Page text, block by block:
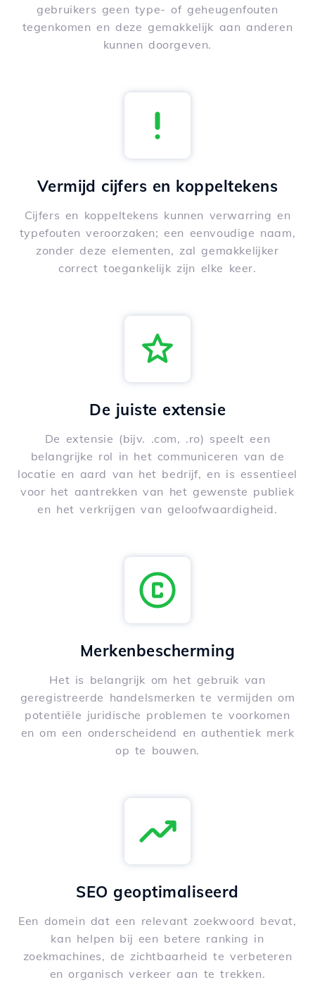
gebruikers geen type- of geheugenfouten
tegenkomen en deze gemakkelijk aan anderen
kunnen doorgeven.
Vermijd cijfers en koppeltekens
Cijfers en koppeltekens kunnen verwarring en
typefouten veroorzaken; een eenvoudige naam,
zonder deze elementen, zal gemakkelijker
correct toegankelijk zijn elke keer.
De juiste extensie
De extensie (bijv. .com, .ro) speelt een
belangrijke rol in het communiceren van de
locatie en aard van het bedrijf, en is essentieel
voor het aantrekken van het gewenste publiek
en het verkrijgen van geloofwaardigheid.
Merkenbescherming
Het is belangrijk om het gebruik van
geregistreerde handelsmerken te vermijden om
potentiële juridische problemen te voorkomen
en om een onderscheidend en authentiek merk
op te bouwen.
SEO geoptimaliseerd
Een domein dat een relevant zoekwoord bevat,
kan helpen bij een betere ranking in
zoekmachines, de zichtbaarheid te verbeteren
en organisch verkeer aan te trekken.